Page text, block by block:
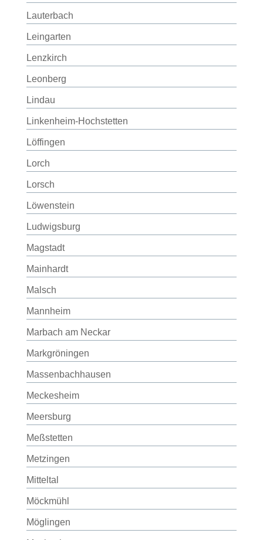
Lauterbach
Leingarten
Lenzkirch
Leonberg
Lindau
Linkenheim-Hochstetten
Löffingen
Lorch
Lorsch
Löwenstein
Ludwigsburg
Magstadt
Mainhardt
Malsch
Mannheim
Marbach am Neckar
Markgröningen
Massenbachhausen
Meckesheim
Meersburg
Meßstetten
Metzingen
Mitteltal
Möckmühl
Möglingen